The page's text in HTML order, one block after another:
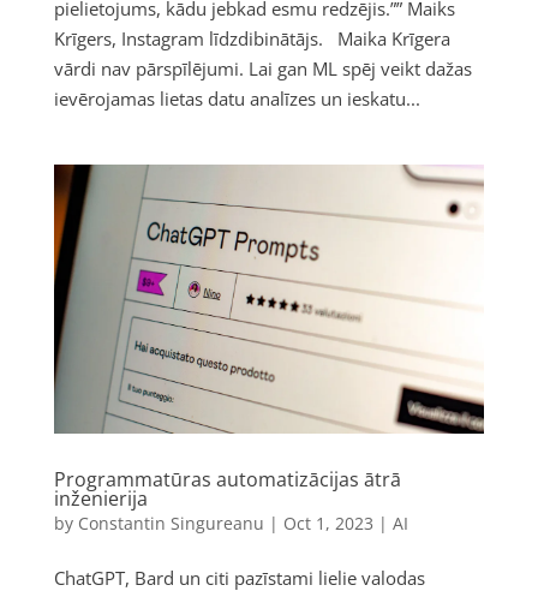
pielietojums, kādu jebkad esmu redzējis.”” Maiks
Krīgers, Instagram līdzdibinātājs. Maika Krīgera
vārdi nav pārspīlējumi. Lai gan ML spēj veikt dažas
ievērojamas lietas datu analīzes un ieskatu...
Programmatūras automatizācijas ātrā
inženierija
by Constantin Singureanu | Oct 1, 2023 | AI
ChatGPT, Bard un citi pazīstami lielie valodas